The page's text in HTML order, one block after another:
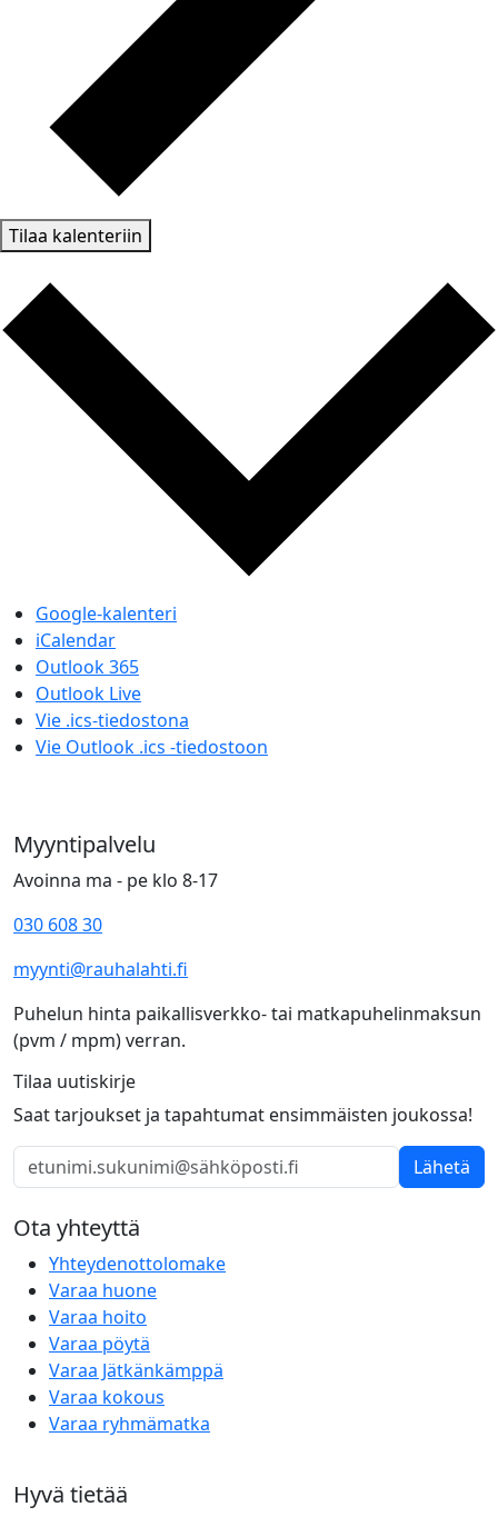
Tilaa kalenteriin
Google-kalenteri
iCalendar
Outlook 365
Outlook Live
Vie .ics-tiedostona
Vie Outlook .ics -tiedostoon
Myyntipalvelu
Avoinna ma - pe klo 8-17
030 608 30
myynti@rauhalahti.fi
Puhelun hinta paikallisverkko- tai matkapuhelinmaksun
(pvm / mpm) verran.
Tilaa uutiskirje
Saat tarjoukset ja tapahtumat ensimmäisten joukossa!
Lähetä
Ota yhteyttä
Yhteydenottolomake
Varaa huone
Varaa hoito
Varaa pöytä
Varaa Jätkänkämppä
Varaa kokous
Varaa ryhmämatka
Hyvä tietää